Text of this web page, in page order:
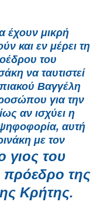
έχουν μικρή
και εν μέρει τη
του
να ταυτιστεί
Βαγγέλη
για την
αν ισχύει η
αυτή
με τον
γιος του
πρόεδρο της
Κρήτης.